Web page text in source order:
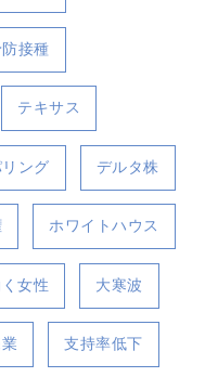
接種
テキサス
ング デルタ株
ホワイトハウス
女性 大寒波
支持率低下